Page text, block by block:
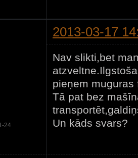
2013-03-17
24
Nav slikti,bet
pieņem
Tā pat bez
Un kāds svars?